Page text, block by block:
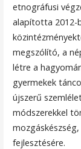
etnográfusi
alapította 2012-
megszólító, a
létre a
gyermekek
újszerű
módszerekkel
fejlesztésére.